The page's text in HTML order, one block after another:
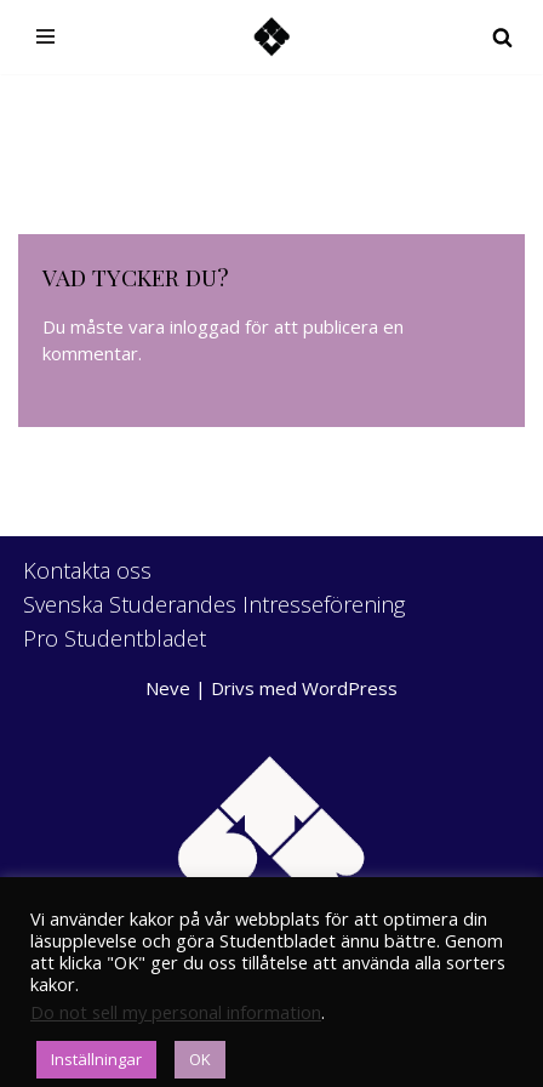
VAD TYCKER DU?
Du måste vara inloggad för att publicera en
kommentar.
Kontakta oss
Svenska Studerandes Intresseförening
Pro Studentbladet
Neve | Drivs med WordPress
Eriksgatan 8
00100 Helsingfors
Vi använder kakor på vår webbplats för att optimera din
läsupplevelse och göra Studentbladet ännu bättre. Genom
att klicka "OK" ger du oss tillåtelse att använda alla sorters
kakor.
Do not sell my personal information.
Inställningar OK